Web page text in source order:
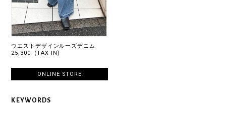
ウエストデザインルーズデニム
25,300- (TAX IN)
ONLINE STORE
KEYWORDS